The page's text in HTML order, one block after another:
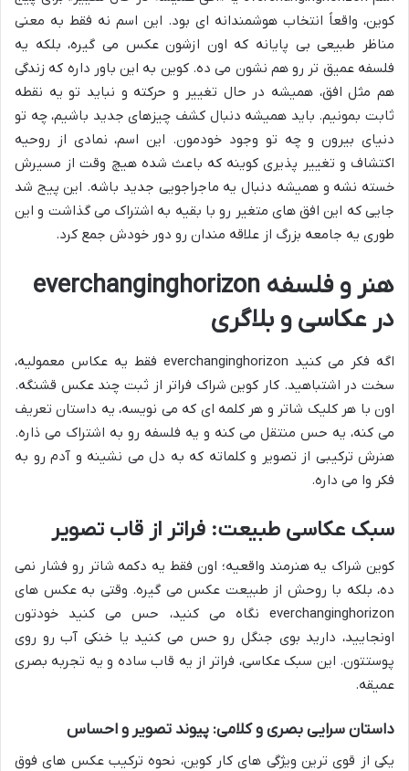
کوین، واقعاً انتخاب هوشمندانه ای بود. این اسم نه فقط به معنی
مناظر طبیعی بی پایانه که اون ازشون عکس می گیره، بلکه یه
فلسفه عمیق تر رو هم نشون می ده. کوین به این باور داره که زندگی
هم مثل افق، همیشه در حال تغییر و حرکته و نباید تو یه نقطه
ثابت بمونیم. باید همیشه دنبال کشف چیزهای جدید باشیم، چه تو
دنیای بیرون و چه تو وجود خودمون. این اسم، نمادی از روحیه
اکتشاف و تغییر پذیری کوینه که باعث شده هیچ وقت از مسیرش
خسته نشه و همیشه دنبال یه ماجراجویی جدید باشه. این پیج شد
جایی که این افق های متغیر رو با بقیه به اشتراک می گذاشت و این
طوری یه جامعه بزرگ از علاقه مندان رو دور خودش جمع کرد.
هنر و فلسفه everchanginghorizon
در عکاسی و بلاگری
اگه فکر می کنید everchanginghorizon فقط یه عکاس معمولیه،
سخت در اشتباهید. کار کوین شراک فراتر از ثبت چند عکس قشنگه.
اون با هر کلیک شاتر و هر کلمه ای که می نویسه، یه داستان تعریف
می کنه، یه حس منتقل می کنه و یه فلسفه رو به اشتراک می ذاره.
هنرش ترکیبی از تصویر و کلماته که به دل می نشینه و آدم رو به
فکر وا می داره.
سبک عکاسی طبیعت: فراتر از قاب تصویر
کوین شراک یه هنرمند واقعیه؛ اون فقط یه دکمه شاتر رو فشار نمی
ده، بلکه با روحش از طبیعت عکس می گیره. وقتی به عکس های
everchanginghorizon نگاه می کنید، حس می کنید خودتون
اونجایید، دارید بوی جنگل رو حس می کنید یا خنکی آب رو روی
پوستتون. این سبک عکاسی، فراتر از یه قاب ساده و یه تجربه بصری
عمیقه.
داستان سرایی بصری و کلامی: پیوند تصویر و احساس
یکی از قوی ترین ویژگی های کار کوین، نحوه ترکیب عکس های فوق